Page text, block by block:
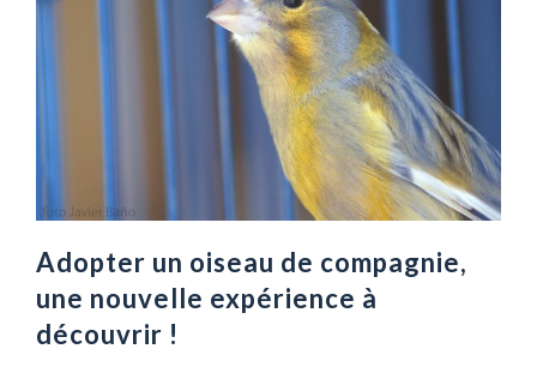
Adopter un oiseau de compagnie,
une nouvelle expérience à
découvrir !